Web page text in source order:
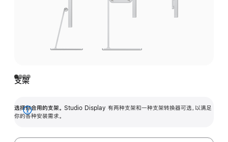
支架
选择你合用的支架。 Studio Display 有两种支架和一种支架转换器可选，以满足
你的各种安装需求。
展